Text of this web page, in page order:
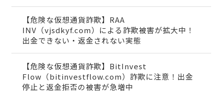
【危険な仮想通貨詐欺】RAA
INV（vjsdkyf.com）による詐欺被害が拡大中！
出金できない・返金されない実態
【危険な仮想通貨詐欺】BitInvest
Flow（bitinvestflow.com）詐欺に注意！出金
停止と返金拒否の被害が急増中